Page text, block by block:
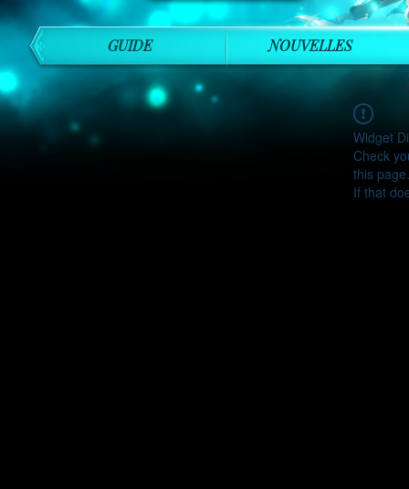
Widget
Check
this page.
If that
GUIDE NOUVELLES